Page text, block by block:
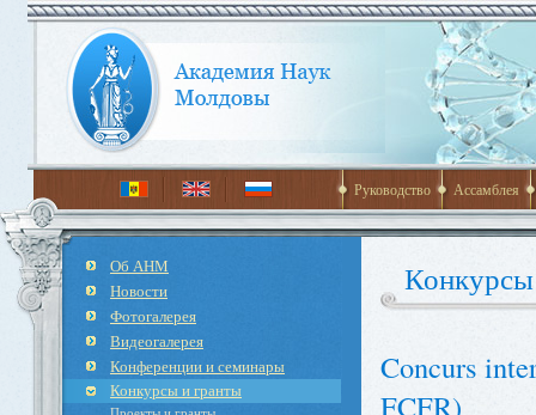
Руководство Ассамблея
Об АНМ
Новости
Фотогалерея
Видеогалерея
Конференции и семинары
Конкурсы и гранты
Concurs
FCFR)